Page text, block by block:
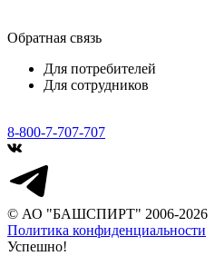
Обратная связь
Для потребителей
Для сотрудников
8-800-7-707-707
© АО "БАШСПИРТ" 2006-2026
Политика конфиденциальности
Успешно!